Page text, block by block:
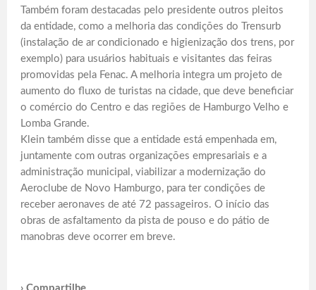
Também foram destacadas pelo presidente outros pleitos
da entidade, como a melhoria das condições do Trensurb
(instalação de ar condicionado e higienização dos trens, por
exemplo) para usuários habituais e visitantes das feiras
promovidas pela Fenac. A melhoria integra um projeto de
aumento do fluxo de turistas na cidade, que deve beneficiar
o comércio do Centro e das regiões de Hamburgo Velho e
Lomba Grande.
Klein também disse que a entidade está empenhada em,
juntamente com outras organizações empresariais e a
administração municipal, viabilizar a modernização do
Aeroclube de Novo Hamburgo, para ter condições de
receber aeronaves de até 72 passageiros. O início das
obras de asfaltamento da pista de pouso e do pátio de
manobras deve ocorrer em breve.